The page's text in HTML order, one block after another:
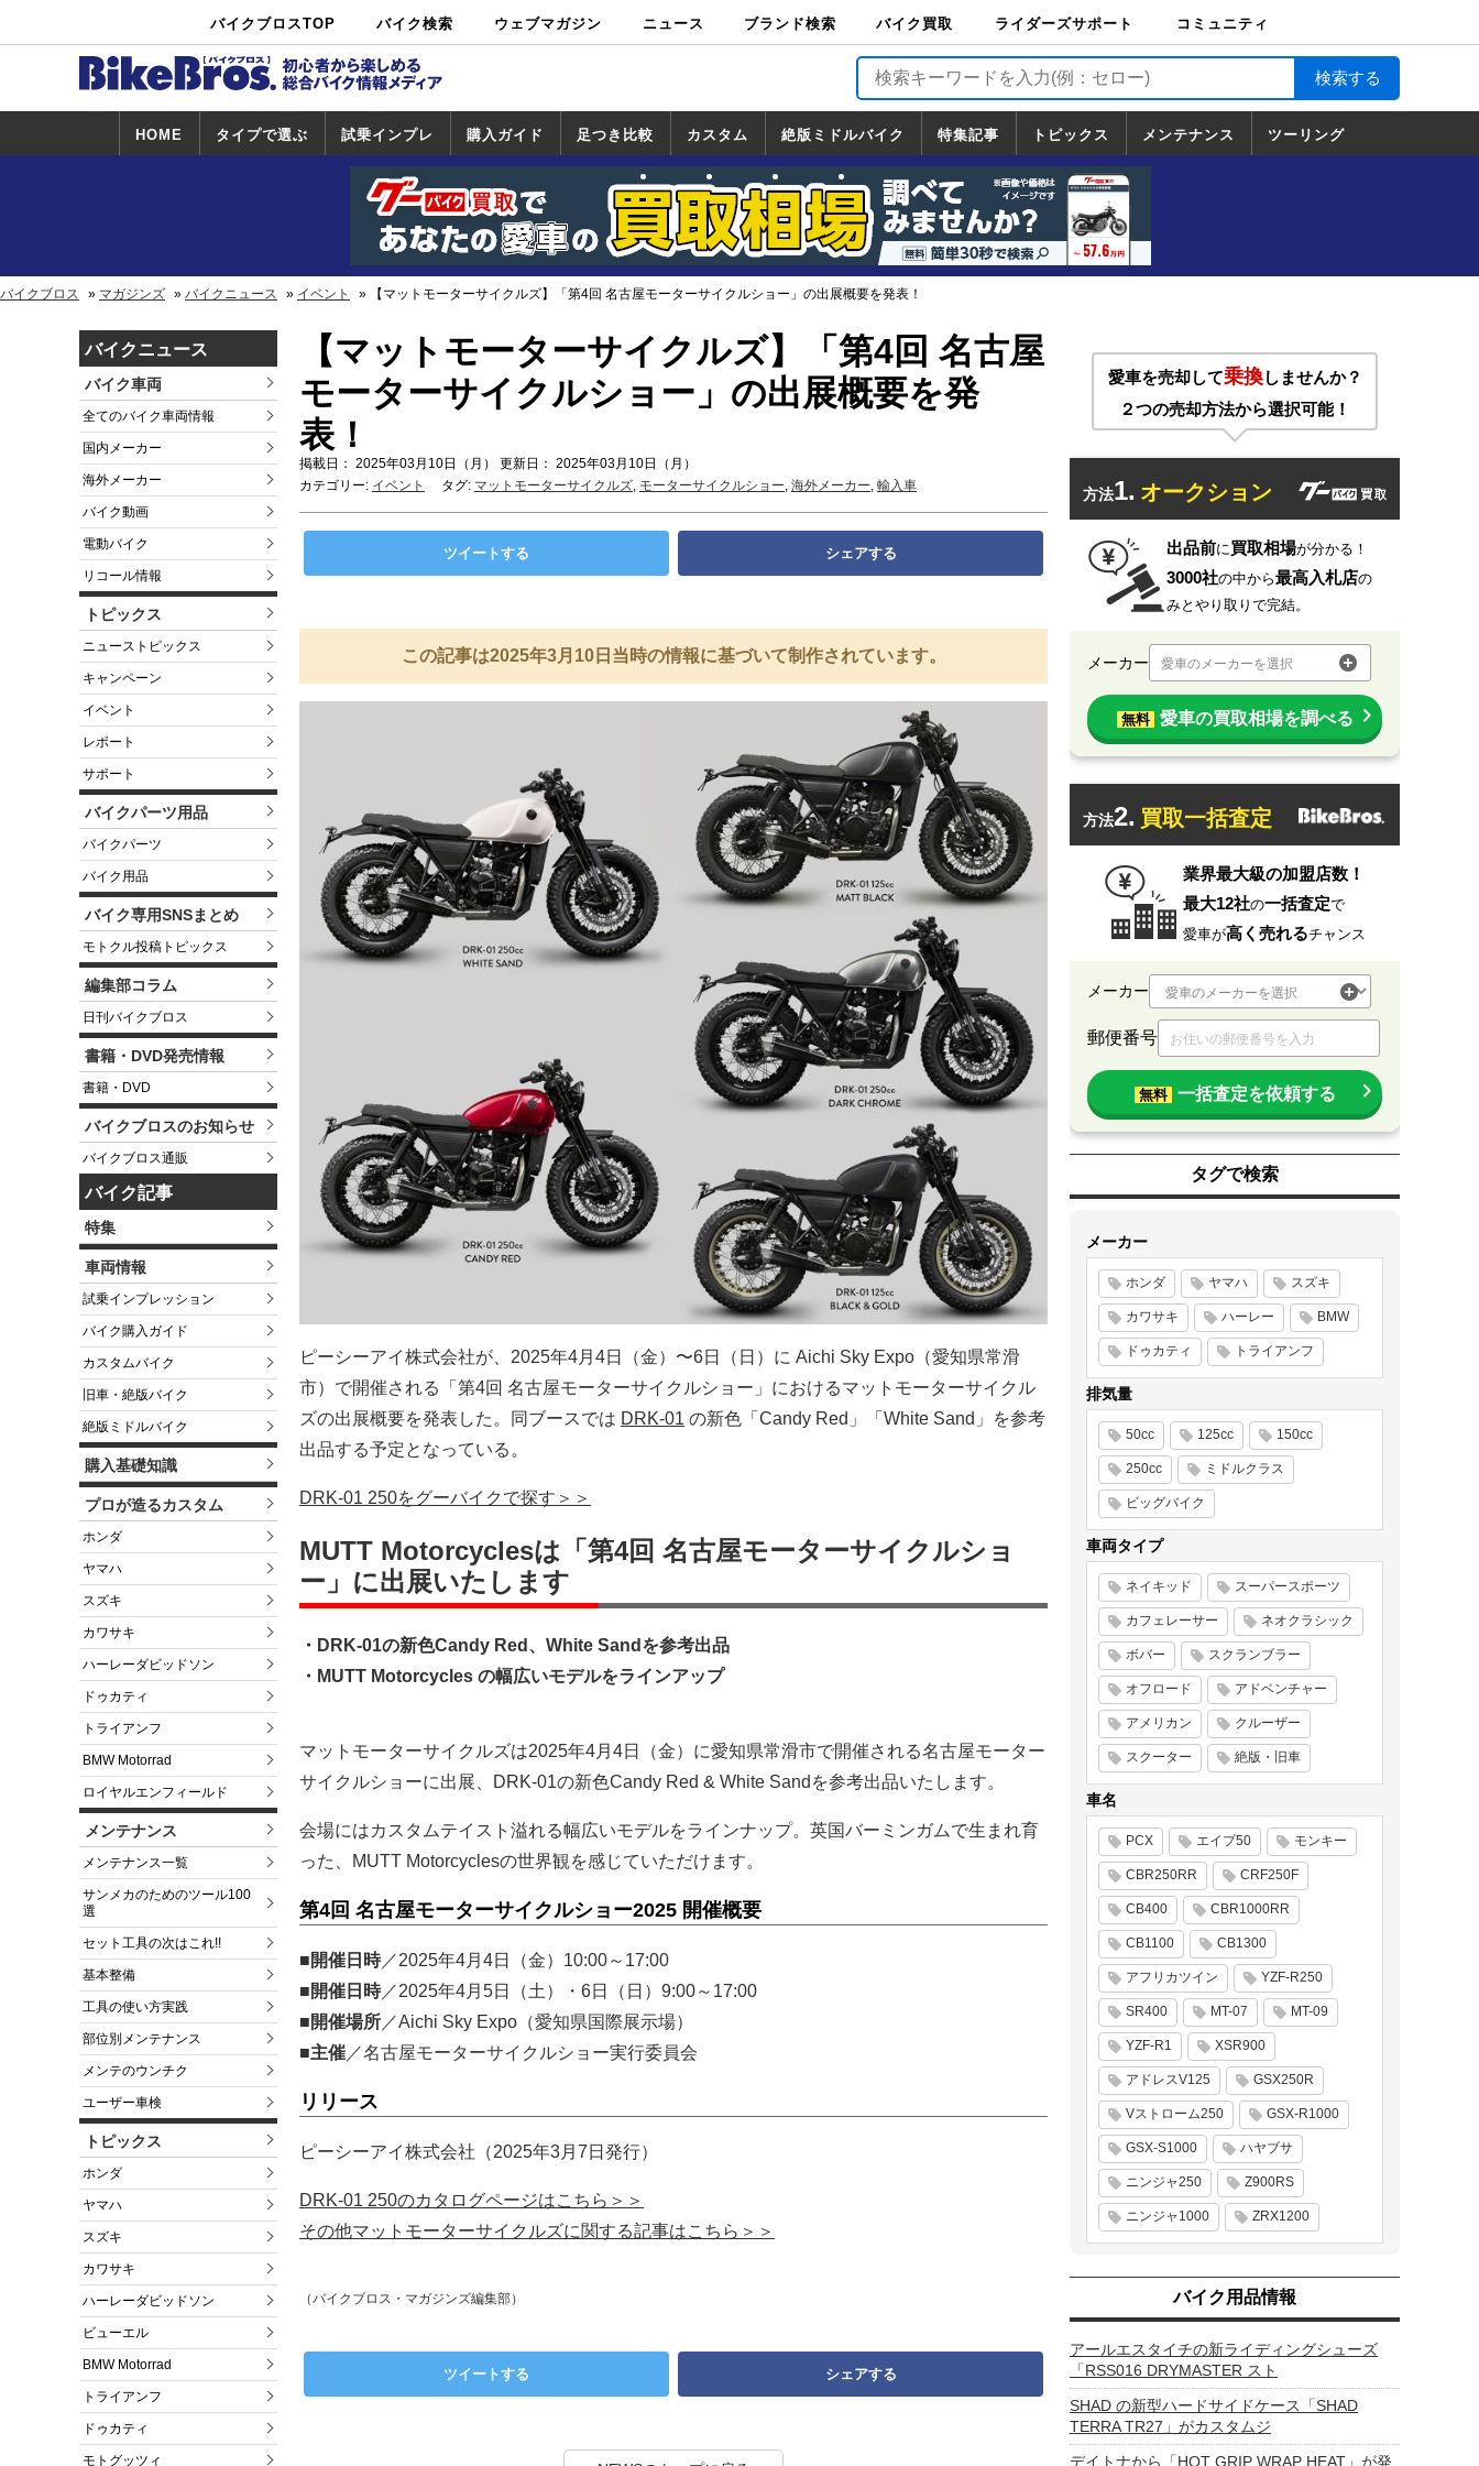
バイクブロスTOP バイク検索
中古バイ
ク・新車検
カタログ検
索
ショップ検
索
ウェブマガジン ニュース ブランド検索 バイク買取
バイク買取
ライダーズサポート
ライダーズサポート
TOP
バイク輸送
バイクガレージライ
フ
バイク車両保険
ロードサービス
バイク試乗
コミュニティ
HOME タイプで選ぶ 試乗インプレ
試乗インプレ
一覧
ホンダ
ヤマハ
スズキ
カワサキ
ハーレー
BMW
トライアンフ
ドゥカティ
購入ガイド
一覧
足つき比較 カスタム
カスタム
一覧
ホンダ
ヤマハ
スズキ
カワサキ
絶版ミドルバイク
絶版ミドルバイク
一覧
ホンダ
ヤマハ
スズキ
カワサキ
特集記事 トピックス
トピックス
一覧
ホンダ
ヤマハ
スズキ
カワサキ
ハーレーダ
ビッドソン
BMW
ドゥカティ
トライアン
フ
メンテナンス ツーリング
道の駅調査隊
ツーリング情報局
日本の道50選
国道めぐり
林道ツーリング
バイクブロス マガジンズ バイクニュース イベント 【マットモーターサイクルズ】「第4回 名古屋モーターサイクルショー」の出展概要を発表！
バイクニュース
バイク車両
全てのバイク車両情報
国内メーカー
海外メーカー
バイク動画
電動バイク
リコール情報
トピックス
ニューストピックス
キャンペーン
イベント
レポート
サポート
バイクパーツ用品
バイクパーツ
バイク用品
バイク専用SNSまとめ
モトクル投稿トピックス
編集部コラム
日刊バイクブロス
書籍・DVD発売情報
書籍・DVD
バイクブロスのお知らせ
バイクブロス通販
バイク記事
特集
車両情報
試乗インプレッション
バイク購入ガイド
カスタムバイク
旧車・絶版バイク
絶版ミドルバイク
購入基礎知識
プロが造るカスタム
ホンダ
ヤマハ
スズキ
カワサキ
ハーレーダビッドソン
ドゥカティ
トライアンフ
BMW Motorrad
ロイヤルエンフィールド
メンテナンス
メンテナンス一覧
サンメカのためのツール100
選
セット工具の次はこれ!!
基本整備
工具の使い方実践
部位別メンテナンス
メンテのウンチク
ユーザー車検
トピックス
ホンダ
ヤマハ
スズキ
カワサキ
ハーレーダビッドソン
ビューエル
BMW Motorrad
トライアンフ
ドゥカティ
モトグッツィ
【マットモーターサイクルズ】「第4回 名古屋
モーターサイクルショー」の出展概要を発
表！
掲載日： 2025年03月10日（月） 更新日： 2025年03月10日（月）
カテゴリー: イベント タグ: マットモーターサイクルズ, モーターサイクルショー, 海外メーカー, 輸入車
ツイートする シェアする
この記事は2025年3月10日当時の情報に基づいて制作されています。
ピーシーアイ株式会社が、2025年4月4日（金）〜6日（日）に Aichi Sky Expo（愛知県常滑
市）で開催される「第4回 名古屋モーターサイクルショー」におけるマットモーターサイクル
ズの出展概要を発表した。同ブースでは DRK-01 の新色「Candy Red」「White Sand」を参考
出品する予定となっている。
DRK-01 250をグーバイクで探す＞＞
MUTT Motorcyclesは「第4回 名古屋モーターサイクルショ
ー」に出展いたします
・DRK-01の新色Candy Red、White Sandを参考出品
・MUTT Motorcycles の幅広いモデルをラインアップ
マットモーターサイクルズは2025年4月4日（金）に愛知県常滑市で開催される名古屋モーター
サイクルショーに出展、DRK-01の新色Candy Red & White Sandを参考出品いたします。
会場にはカスタムテイスト溢れる幅広いモデルをラインナップ。英国バーミンガムで生まれ育
った、MUTT Motorcyclesの世界観を感じていただけます。
第4回 名古屋モーターサイクルショー2025 開催概要
■開催日時／2025年4月4日（金）10:00～17:00
■開催日時／2025年4月5日（土）・6日（日）9:00～17:00
■開催場所 ／Aichi Sky Expo（愛知県国際展示場）
■主催 ／名古屋モーターサイクルショー実行委員会
リリース
ピーシーアイ株式会社（2025年3月7日発行）
DRK-01 250のカタログページはこちら＞＞
その他マットモーターサイクルズに関する記事はこちら＞＞
（バイクブロス・マガジンズ編集部）
ツイートする シェアする
愛車を売却して乗換しませんか？
２つの売却方法から選択可能！
方法1. オークション
出品前に買取相場が分かる！
3000社の中から最高入札店の
みとやり取りで完結。
メーカー 愛車のメーカーを選択
無料 愛車の買取相場を調べる
方法2. 買取一括査定
業界最大級の加盟店数！
最大12社の一括査定で
愛車が高く売れるチャンス
メーカー
郵便番号
無料 一括査定を依頼する
タグで検索
メーカー
ホンダ ヤマハ スズキ
カワサキ ハーレー BMW
ドゥカティ トライアンフ
排気量
50cc 125cc 150cc
250cc ミドルクラス
ビッグバイク
車両タイプ
ネイキッド スーパースポーツ
カフェレーサー ネオクラシック
ボバー スクランブラー
オフロード アドベンチャー
アメリカン クルーザー
スクーター 絶版・旧車
車名
PCX エイプ50 モンキー
CBR250RR CRF250F
CB400 CBR1000RR
CB1100 CB1300
アフリカツイン YZF-R250
SR400 MT-07 MT-09
YZF-R1 XSR900
アドレスV125 GSX250R
Vストローム250 GSX-R1000
GSX-S1000 ハヤブサ
ニンジャ250 Z900RS
ニンジャ1000 ZRX1200
バイク用品情報
アールエスタイチの新ライディングシューズ
「RSS016 DRYMASTER スト
SHAD の新型ハードサイドケース「SHAD
TERRA TR27」がカスタムジ
デイトナから「HOT GRIP WRAP HEAT」が発